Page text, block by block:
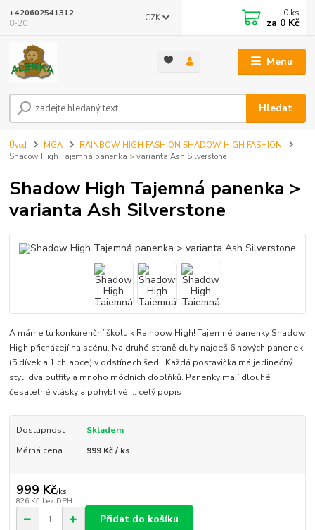
Menu
CZK
Hledat
+420602541312
8-20
0 ks
za 0 Kč
Úvod MGA
RAINBOW HIGH FASHION SHADOW HIGH FASHION
Shadow High Tajemná panenka > varianta Ash Silverstone
Shadow High Tajemná panenka >
varianta Ash Silverstone
A máme tu konkurenční školu k Rainbow High! Tajemné panenky Shadow
High přicházejí na scénu. Na druhé straně duhy najdeš 6 nových panenek
(5 dívek a 1 chlapce) v odstínech šedi. Každá postavička má jedinečný
styl, dva outfity a mnoho módních doplňků. Panenky mají dlouhé
česatelné vlásky a pohyblivé ... celý popis
Dostupnost
Skladem
Měrná cena
999 Kč / ks
999 Kč/ks
826 Kč bez DPH
Přidat do košíku